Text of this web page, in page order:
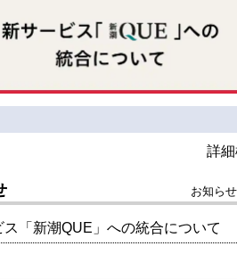
詳
お知ら
ス「新潮QUE」への統合について